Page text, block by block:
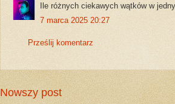
Ile różnych ciekawych wątków w
7 marca 2025 20:27
Prześlij komentarz
Nowszy post